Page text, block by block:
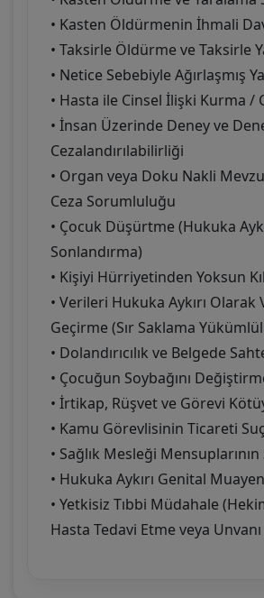
• Kasten Öldürmenin İhmali
• Taksirle Öldürme ve Taksirle
• Netice Sebebiyle Ağırlaşmış
• Hasta ile Cinsel İlişki Kurma /
• İnsan Üzerinde Deney ve
Cezalandırılabilirliği
• Organ veya Doku Nakli
Ceza Sorumluluğu
• Çocuk Düşürtme (Hukuka
Sonlandırma)
• Kişiyi Hürriyetinden Yoksun
• Verileri Hukuka Aykırı Olarak
Geçirme (Sır Saklama
• Dolandırıcılık ve Belgede
• Çocuğun Soybağını
• İrtikap, Rüşvet ve Görevi
• Kamu Görevlisinin Ticareti
• Sağlık Mesleği
• Hukuka Aykırı Genital
• Yetkisiz Tıbbi Müdahale
Hasta Tedavi Etme veya